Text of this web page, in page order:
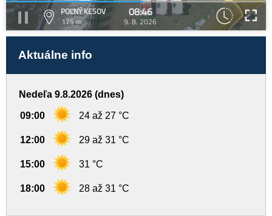
POĽNÝ KESOV
175 m
08:46
9. 8. 2026
Aktuálne info
Nedeľa 9.8.2026 (dnes)
09:00 24 až 27 °C
12:00 29 až 31 °C
15:00 31 °C
18:00 28 až 31 °C